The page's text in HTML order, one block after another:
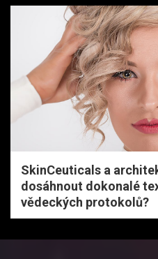
SkinCeuticals a
dosáhnout dokonalé
vědeckých protokolů?